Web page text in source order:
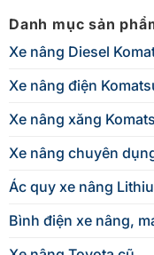
Danh mục sản
Xe nâng Diesel
Xe nâng điện
Xe nâng xăng
Xe nâng chuyên
Ác quy xe nâng
Bình điện xe nâng,